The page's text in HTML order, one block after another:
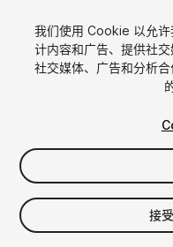
$19.99
增值税将在结算时计算
我们使用 Cookie 以允
计内容和广告、提供社
社交媒体、广告和分析
接